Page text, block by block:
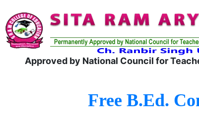
Approved by National Council for
Free B.Ed.